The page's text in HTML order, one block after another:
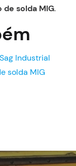
de solda MIG.
Industrial
solda MIG